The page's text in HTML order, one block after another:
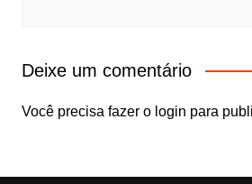
Deixe um comentário
Você precisa fazer o login para